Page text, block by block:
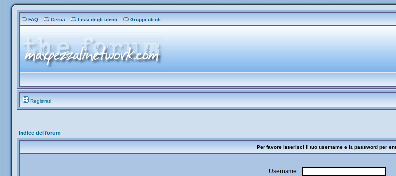
FAQ Cerca Lista degli utenti Gruppi utenti
Registrati
Indice del forum
Per favore inserisci il tuo username e la password per
Username: